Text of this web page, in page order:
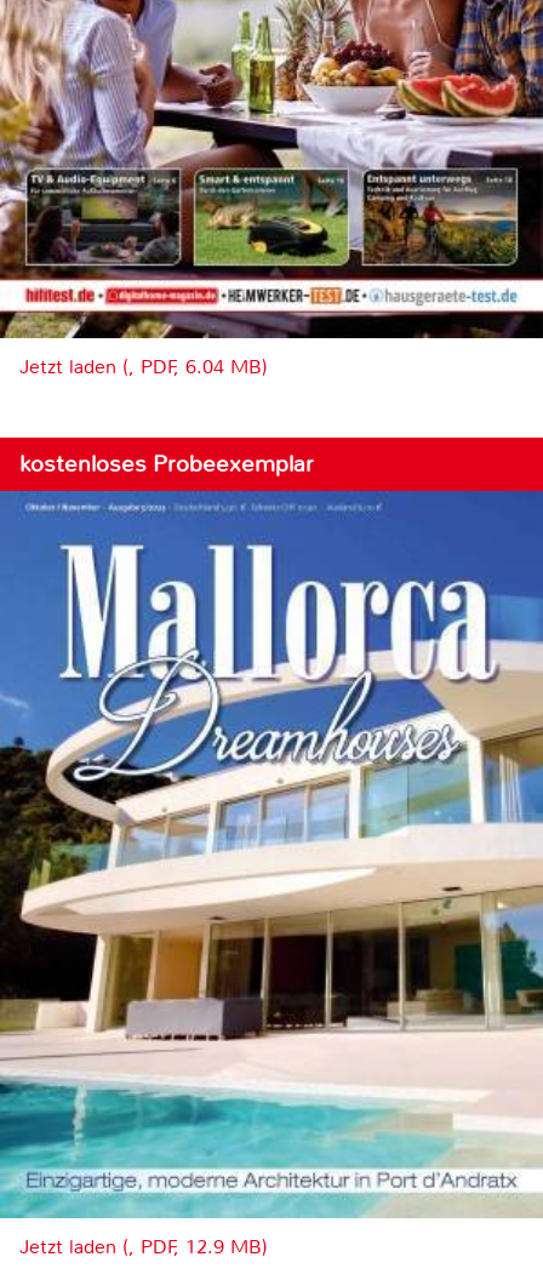
Jetzt laden (, PDF, 6.04 MB)
kostenloses Probeexemplar
Jetzt laden (, PDF, 12.9 MB)